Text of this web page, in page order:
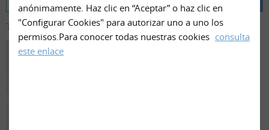
Tejido 3D(1elementos)
anónimamente. Haz clic en “Aceptar” o haz clic en
"Configurar Cookies" para autorizar uno a uno los
permisos.Para conocer todas nuestras cookies consulta
este enlace